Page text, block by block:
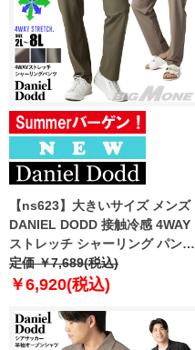
【ns623】大きいサイズ メンズ
DANIEL DODD 接触冷感 4WAY
ストレッチ シャーリング パンツ
春夏新作 azp260201201t
【fre】
定価 ￥7,689(税込)
￥6,920(税込)